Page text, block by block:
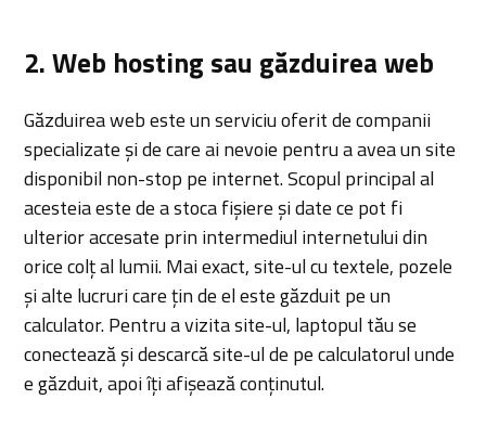
2. Web hosting sau găzduirea web
Găzduirea web este un serviciu oferit de companii
specializate și de care ai nevoie pentru a avea un site
disponibil non-stop pe internet. Scopul principal al
acesteia este de a stoca fișiere și date ce pot fi
ulterior accesate prin intermediul internetului din
orice colț al lumii. Mai exact, site-ul cu textele, pozele
și alte lucruri care țin de el este găzduit pe un
calculator. Pentru a vizita site-ul, laptopul tău se
conectează și descarcă site-ul de pe calculatorul unde
e găzduit, apoi îți afișează conținutul.